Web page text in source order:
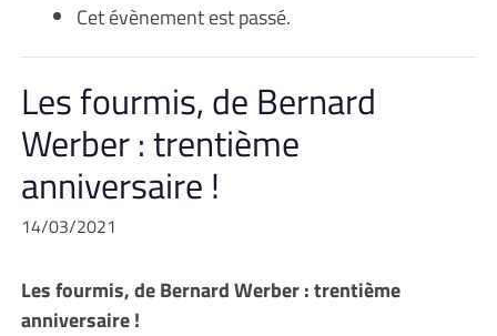
Cet évènement est passé.
Les fourmis, de Bernard
Werber : trentième
anniversaire !
14/03/2021
Les fourmis, de Bernard Werber : trentième
anniversaire !